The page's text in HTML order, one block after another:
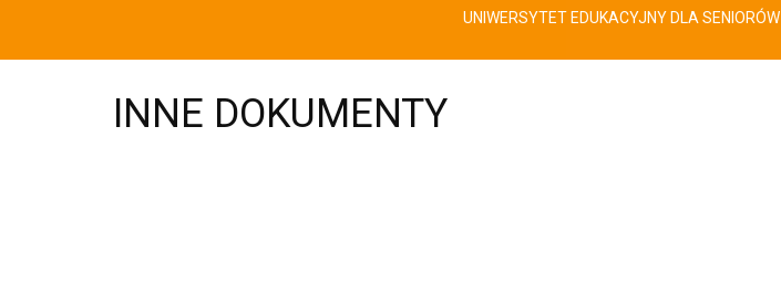
UNIWERSYTET EDUKACYJNY DLA SENIORÓW
INNE DOKUMENTY